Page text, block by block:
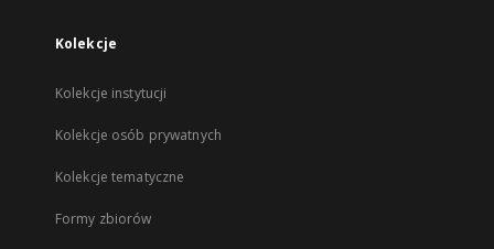
Kolekcje
Kolekcje instytucji
Kolekcje osób prywatnych
Kolekcje tematyczne
Formy zbiorów